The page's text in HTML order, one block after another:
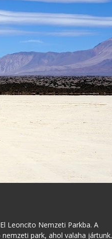
Leoncito Nemzeti Parkba. A
park, ahol valaha jártunk.